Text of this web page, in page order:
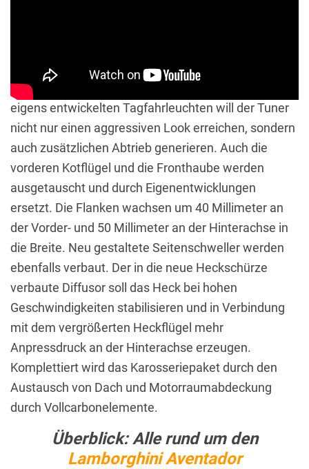
zur verbesserten Belüftung der vorderen Kühler. In
Kombination mit der neuen Frontlippe und den
eigens entwickelten Tagfahrleuchten will der Tuner
nicht nur einen aggressiven Look erreichen, sondern
auch zusätzlichen Abtrieb generieren. Auch die
vorderen Kotflügel und die Fronthaube werden
ausgetauscht und durch Eigenentwicklungen
ersetzt. Die Flanken wachsen um 40 Millimeter an
der Vorder- und 50 Millimeter an der Hinterachse in
die Breite. Neu gestaltete Seitenschweller werden
ebenfalls verbaut. Der in die neue Heckschürze
verbaute Diffusor soll das Heck bei hohen
Geschwindigkeiten stabilisieren und in Verbindung
mit dem vergrößerten Heckflügel mehr
Anpressdruck an der Hinterachse erzeugen.
Komplettiert wird das Karosseriepaket durch den
Austausch von Dach und Motorraumabdeckung
durch Vollcarbonelemente.
Überblick: Alle rund um den
Lamborghini Aventador